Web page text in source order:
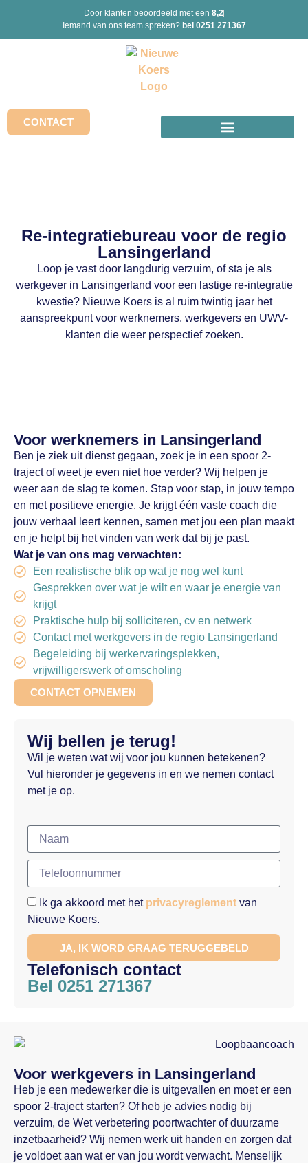
Door klanten beoordeeld met een 8,2
Iemand van ons team spreken? bel 0251 271367
CONTACT
Re-integratiebureau voor de regio
Lansingerland
Loop je vast door langdurig verzuim, of sta je als
werkgever in Lansingerland voor een lastige re-integratie
kwestie? Nieuwe Koers is al ruim twintig jaar het
aanspreekpunt voor werknemers, werkgevers en UWV-
klanten die weer perspectief zoeken.
Wij bellen je terug!
Wil je weten wat wij voor jou kunnen betekenen?
Vul hieronder je gegevens in en we nemen contact
met je op.
Ik ga akkoord met het privacyreglement van
Nieuwe Koers.
JA, IK WORD GRAAG TERUGGEBELD
Telefonisch contact
Bel 0251 271367
Voor werknemers in Lansingerland
Ben je ziek uit dienst gegaan, zoek je in een spoor 2-
traject of weet je even niet hoe verder? Wij helpen je
weer aan de slag te komen. Stap voor stap, in jouw tempo
en met positieve energie. Je krijgt één vaste coach die
jouw verhaal leert kennen, samen met jou een plan maakt
en je helpt bij het vinden van werk dat bij je past.
Wat je van ons mag verwachten:
Een realistische blik op wat je nog wel kunt
Gesprekken over wat je wilt en waar je energie van
krijgt
Praktische hulp bij solliciteren, cv en netwerk
Contact met werkgevers in de regio Lansingerland
Begeleiding bij werkervaringsplekken,
vrijwilligerswerk of omscholing
CONTACT OPNEMEN
Voor werkgevers in Lansingerland
Heb je een medewerker die is uitgevallen en moet er een
spoor 2-traject starten? Of heb je advies nodig bij
verzuim, de Wet verbetering poortwachter of duurzame
inzetbaarheid? Wij nemen werk uit handen en zorgen dat
je voldoet aan wat er van jou wordt verwacht. Menselijk